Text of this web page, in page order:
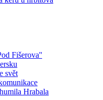
Fišerova''
svět
Hrabala